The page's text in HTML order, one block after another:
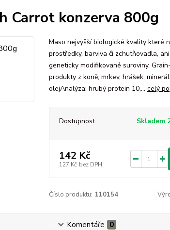
Carrot konzerva 800g
Maso nejvyšší biologické kvality které
prostředky, barviva či zchutňovadla,
geneticky modifikované suroviny.
produkty z koně, mrkev, hrášek,
olejAnalýza: hrubý protein 10,... celý
Dostupnost Skladem
142 Kč
127 Kč bez DPH
Číslo produktu: 110154
Komentáře 0